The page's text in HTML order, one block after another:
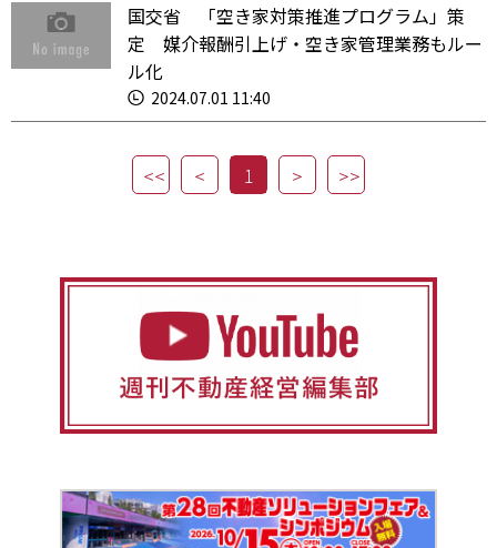
国交省 「空き家対策推進プログラム」策
定 媒介報酬引上げ・空き家管理業務もルー
ル化
2024.07.01 11:40
1